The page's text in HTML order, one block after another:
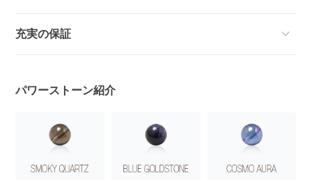
充実の保証
パワーストーン紹介